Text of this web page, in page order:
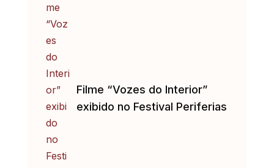
Filme “Vozes do Interior”
exibido no Festival Periferias